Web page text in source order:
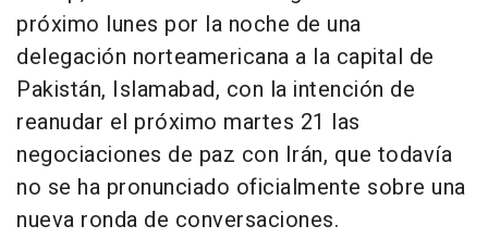
próximo lunes por la noche de una
delegación norteamericana a la capital de
Pakistán, Islamabad, con la intención de
reanudar el próximo martes 21 las
negociaciones de paz con Irán, que todavía
no se ha pronunciado oficialmente sobre una
nueva ronda de conversaciones.